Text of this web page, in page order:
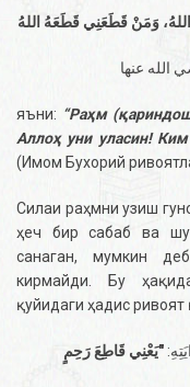
وَمَنْ قَطَعَنِي قَطَعَهُ اللهُ
الله عنها
яъни: “Раҳм
Аллоҳ уни уласин!
(Имом Бухорий
Силаи раҳмни узиш
ҳеч бир сабаб ва
санаган, мумкин
кирмайди. Бу
қуйидаги ҳадис ривоят
"يَعْنِي قَاطِعَ رَحِمٍ